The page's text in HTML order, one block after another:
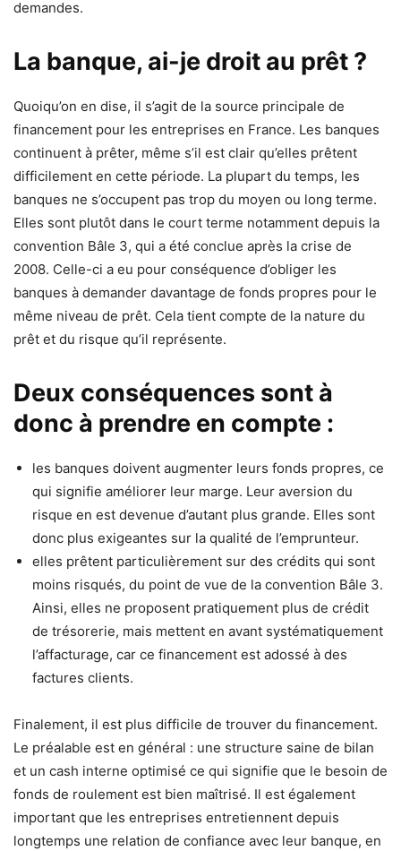
demandes.
La banque, ai-je droit au prêt ?
Quoiqu’on en dise, il s’agit de la source principale de
financement pour les entreprises en France. Les banques
continuent à prêter, même s’il est clair qu’elles prêtent
difficilement en cette période. La plupart du temps, les
banques ne s’occupent pas trop du moyen ou long terme.
Elles sont plutôt dans le court terme notamment depuis la
convention Bâle 3, qui a été conclue après la crise de
2008. Celle-ci a eu pour conséquence d’obliger les
banques à demander davantage de fonds propres pour le
même niveau de prêt. Cela tient compte de la nature du
prêt et du risque qu’il représente.
Deux conséquences sont à
donc à prendre en compte :
les banques doivent augmenter leurs fonds propres, ce
qui signifie améliorer leur marge. Leur aversion du
risque en est devenue d’autant plus grande. Elles sont
donc plus exigeantes sur la qualité de l’emprunteur.
elles prêtent particulièrement sur des crédits qui sont
moins risqués, du point de vue de la convention Bâle 3.
Ainsi, elles ne proposent pratiquement plus de crédit
de trésorerie, mais mettent en avant systématiquement
l’affacturage, car ce financement est adossé à des
factures clients.
Finalement, il est plus difficile de trouver du financement.
Le préalable est en général : une structure saine de bilan
et un cash interne optimisé ce qui signifie que le besoin de
fonds de roulement est bien maîtrisé. Il est également
important que les entreprises entretiennent depuis
longtemps une relation de confiance avec leur banque, en